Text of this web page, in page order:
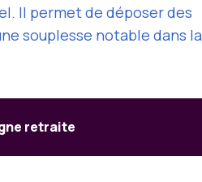
Il permet de déposer des
souplesse notable dans la
retraite